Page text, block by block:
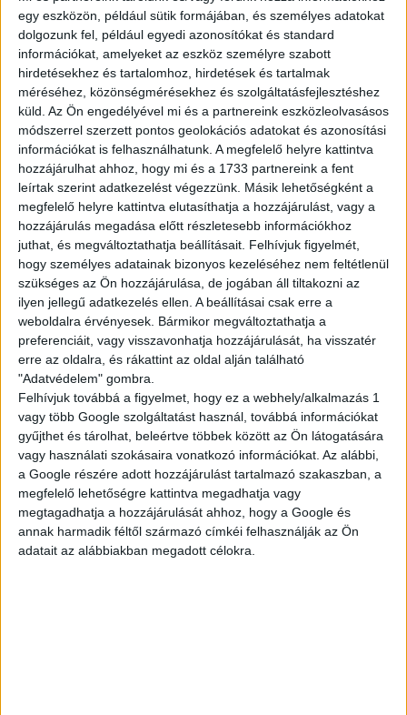
egy eszközön, például sütik formájában, és személyes adatokat
dolgozunk fel, például egyedi azonosítókat és standard
információkat, amelyeket az eszköz személyre szabott
hirdetésekhez és tartalomhoz, hirdetések és tartalmak
méréséhez, közönségmérésekhez és szolgáltatásfejlesztéshez
küld. Az Ön engedélyével mi és a partnereink eszközleolvasásos
módszerrel szerzett pontos geolokációs adatokat és azonosítási
információkat is felhasználhatunk. A megfelelő helyre kattintva
hozzájárulhat ahhoz, hogy mi és a 1733 partnereink a fent
leírtak szerint adatkezelést végezzünk. Másik lehetőségként a
megfelelő helyre kattintva elutasíthatja a hozzájárulást, vagy a
hozzájárulás megadása előtt részletesebb információkhoz
juthat, és megváltoztathatja beállításait. Felhívjuk figyelmét,
hogy személyes adatainak bizonyos kezeléséhez nem feltétlenül
szükséges az Ön hozzájárulása, de jogában áll tiltakozni az
ilyen jellegű adatkezelés ellen. A beállításai csak erre a
weboldalra érvényesek. Bármikor megváltoztathatja a
preferenciáit, vagy visszavonhatja hozzájárulását, ha visszatér
erre az oldalra, és rákattint az oldal alján található
"Adatvédelem" gombra.
Felhívjuk továbbá a figyelmet, hogy ez a webhely/alkalmazás 1
vagy több Google szolgáltatást használ, továbbá információkat
gyűjthet és tárolhat, beleértve többek között az Ön látogatására
vagy használati szokásaira vonatkozó információkat. Az alábbi,
a Google részére adott hozzájárulást tartalmazó szakaszban, a
megfelelő lehetőségre kattintva megadhatja vagy
megtagadhatja a hozzájárulását ahhoz, hogy a Google és
annak harmadik féltől származó címkéi felhasználják az Ön
adatait az alábbiakban megadott célokra.
---------------------------------
English version
Are you looking for a flexible job? We got you!
Join to the WOLT couriers’ team and work whenever
you want to! Ride your bike,hop on your rollerskate and
pickup the orders!
Tasks:
Deliver the orders
Requirements:
Full-time student legal relationship
Own vehicle
Costumer-friendly attitude
Basic Hungarian knowledge
Avarage available hourly wage:
gross 2.022-5.482,- HUF/hour (informative)
JELENTKEZÉS